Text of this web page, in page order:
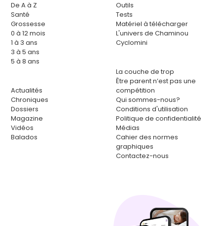
De A à Z
Santé
Grossesse
0 à 12 mois
1 à 3 ans
3 à 5 ans
5 à 8 ans
Actualités
Chroniques
Dossiers
Magazine
Vidéos
Balados
Outils
Tests
Matériel à télécharger
L'univers de Chaminou
Cyclomini
La couche de trop
Être parent n’est pas une
compétition
Qui sommes-nous?
Conditions d'utilisation
Politique de confidentialité
Médias
Cahier des normes
graphiques
Contactez-nous